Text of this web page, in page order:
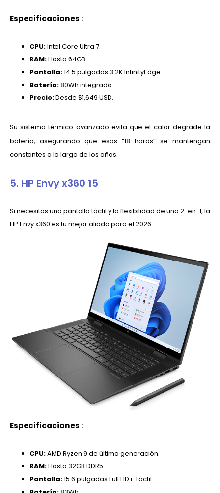
Especificaciones :
CPU:Intel Core Ultra 7.
RAM:Hasta 64GB.
Pantalla:14.5 pulgadas 3.2K InfinityEdge.
Batería:80Wh integrada.
Precio:Desde $1,649 USD.
Su sistema térmico avanzado evita que el calor degrade la
batería, asegurando que esos “18 horas” se mantengan
constantes a lo largo de los años.
5. HP Envy x360 15
Si necesitas una pantalla táctil y la flexibilidad de una 2-en-1, la
HP Envy x360 es tu mejor aliada para el 2026.
Especificaciones :
CPU:AMD Ryzen 9 de última generación.
RAM:Hasta 32GB DDR5.
Pantalla:15.6 pulgadas Full HD+ Táctil.